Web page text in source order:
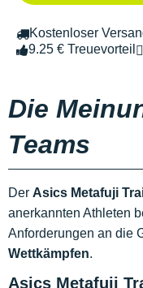
Kostenloser
9.25 € Treuevorteil
Die
Teams
Der Asics Metafuji
anerkannten Athleten
Anforderungen an die
Wettkämpfen.
Asics Metafuji